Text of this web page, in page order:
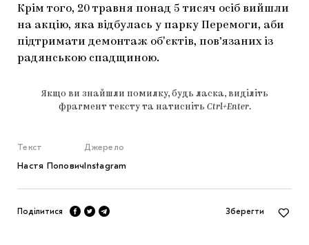
Крім того, 20 травня понад 5 тисяч осіб вийшли
на акцію, яка відбулась у парку Перемоги, аби
підтримати демонтаж обʼєктів, пов’язаних із
радянською спадщиною.
Якщо ви знайшли помилку, будь ласка, виділіть
фрагмент тексту та натисніть Ctrl+Enter.
Текст
Настя Попович
Джерело
Instagram
Поділитися Зберегти